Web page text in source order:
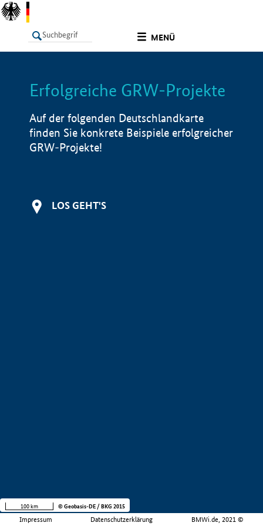
MENÜ
LISTE Info
Erfolgreiche GRW-Projekte
Auf der folgenden Deutschlandkarte
finden Sie konkrete Beispiele erfolgreicher
GRW-Projekte!
LOS GEHT'S
Impressum Datenschutzerklärung BMWi.de, 2021 ©
100 km © Geobasis-DE / BKG 2015